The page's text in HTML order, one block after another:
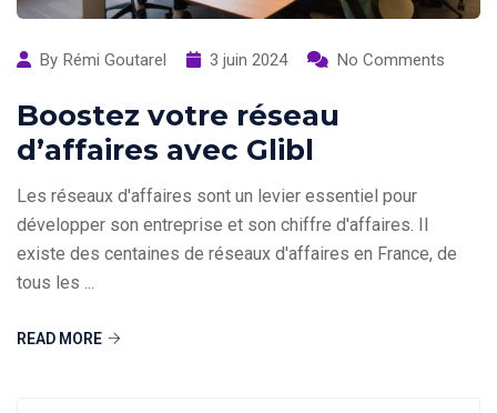
By Rémi Goutarel 3 juin 2024 No Comments
Boostez votre réseau
d’affaires avec Glibl
Les réseaux d'affaires sont un levier essentiel pour
développer son entreprise et son chiffre d'affaires. Il
existe des centaines de réseaux d'affaires en France, de
tous les ...
READ MORE